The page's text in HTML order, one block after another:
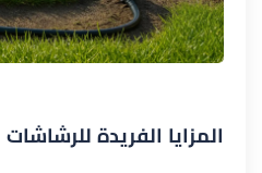
المزايا الفريدة للرشاشات